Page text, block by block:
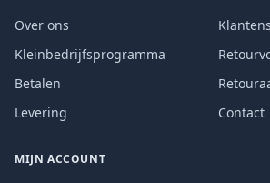
Over ons
Kleinbedrijfsprogramma
Betalen
Levering
Contact
MIJN ACCOUNT